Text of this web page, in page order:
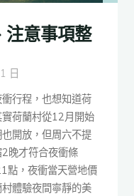
注意事項整
日
行程，也想知道荷
荷蘭村從12月開始
開放，但周六不提
晚才符合夜衝條
點，夜衝當天營地價
體驗夜間寧靜的美